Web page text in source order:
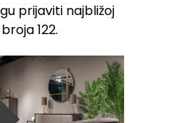
prijaviti najbližoj
122.